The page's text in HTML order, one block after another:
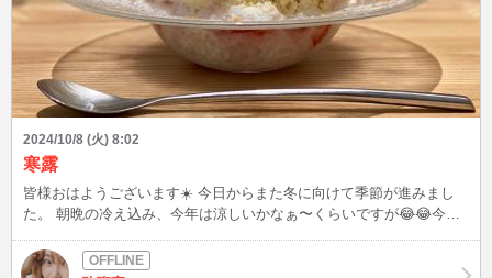
2024/10/8 (火) 8:02
寒露
皆様おはようございます☀️ 今日からまた冬に向けて季節が進みまし
た。 朝晩の冷え込み、今年は涼しいかなぁ〜くらいですが😂😂今週
☺️☺️ そんなこんなで、先週の日曜日は奈良🦌🦌へ行ってきました。